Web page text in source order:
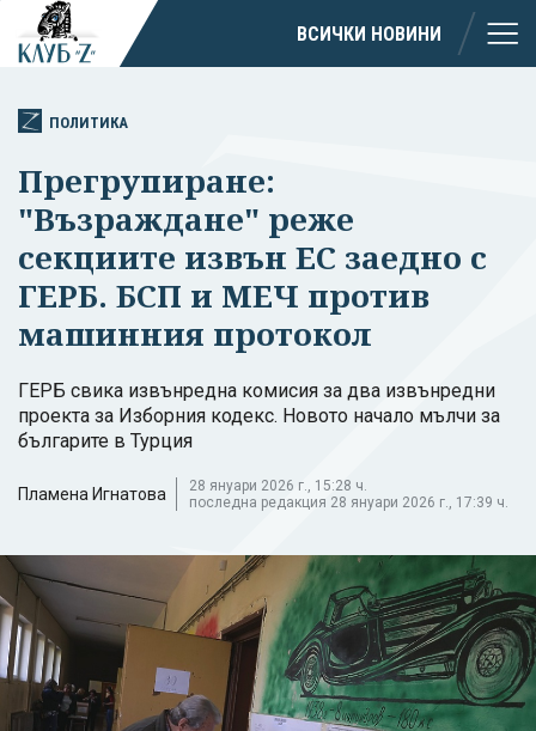
ВСИЧКИ НОВИНИ
ПОЛИТИКА
Прегрупиране:
"Възраждане" реже
секциите извън ЕС заедно с
ГЕРБ. БСП и МЕЧ против
машинния протокол
ГЕРБ свика извънредна комисия за два извънредни
проекта за Изборния кодекс. Новото начало мълчи за
българите в Турция
Пламена Игнатова
28 януари 2026 г., 15:28 ч.
последна редакция 28 януари 2026 г., 17:39 ч.